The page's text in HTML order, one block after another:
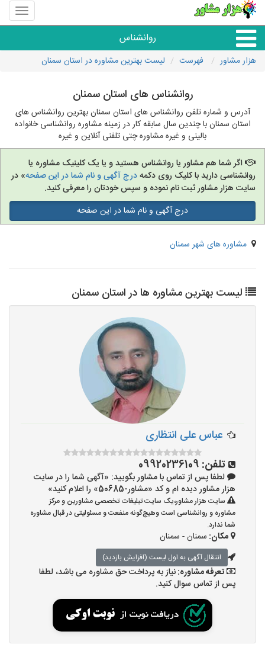
منوی
سایت
مشاور
روانشناس
گروه روانشناسی
هزار مشاور فهرست لیست بهترین مشاوره در استان سمنان
روانشناس های استان سمنان
آدرس و شماره تلفن روانشناس های استان سمنان بهترین روانشناس های
استان سمنان با چندین سال سابقه کار در زمینه مشاوره روانشناسی خانواده
بالینی و غیره مشاوره چتی تلفنی آنلاین و غیره
اگر شما هم مشاور یا روانشناس هستید و یا یک کلینیک مشاوره یا
روانشناسی دارید با کلیک روی دکمهدرج آگهی و نام شما در این صفحه» در
سایت هزار مشاور ثبت نام نموده و سپس خودتان را معرفی کنید.
درج آگهی و نام شما در این صفحه
مشاوره های شهر سمنان
لیست بهترین مشاوره ها در استان سمنان
عباس علی انتظاری
تلفن: 09920236109
لطفا پس از تماس با مشاور بگویید: «آگهی شما را در سایت
هزار مشاور دیده ام و کد «مشاور-50685» را اعلام کنید»
سایت هزار مشاور،یک سایت تبلیغات تخصصی مشاورین و مرکز
مشاوره و روانشناسی است وهیچ‌گونه منفعت و مسئولیتی در قبال مشاوره
شما ندارد.
مکان: سمنان - سمنان
انتقال آگهی به اول لیست (افزایش بازدید)
تعرفه مشاوره:نیاز به پرداخت حق مشاوره می باشد، لطفا
پس از تماس سوال کنید.